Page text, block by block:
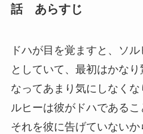
話 あらすじ
ドハが目を覚ますと、ソ
としていて、最初はかな
なってあまり気にしなく
ルヒーは彼がドハであるこ
それを彼に告げていない